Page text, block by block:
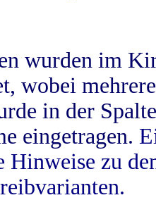
wurden im
wobei
in der
eingetragen.
zu